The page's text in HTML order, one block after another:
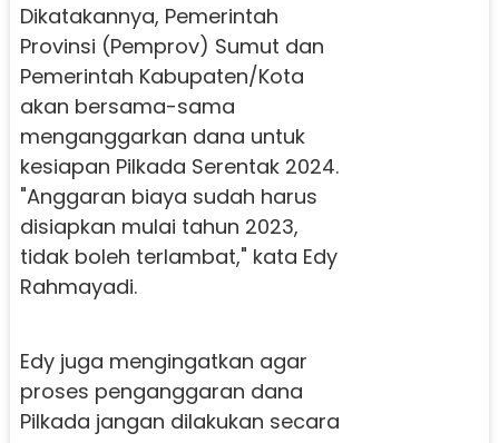
Dikatakannya, Pemerintah
Provinsi (Pemprov) Sumut dan
Pemerintah Kabupaten/Kota
akan bersama-sama
menganggarkan dana untuk
kesiapan Pilkada Serentak 2024.
"Anggaran biaya sudah harus
disiapkan mulai tahun 2023,
tidak boleh terlambat," kata Edy
Rahmayadi.
Edy juga mengingatkan agar
proses penganggaran dana
Pilkada jangan dilakukan secara